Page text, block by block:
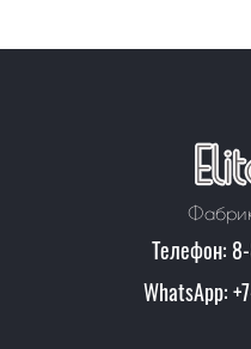
Телефон:
WhatsApp: